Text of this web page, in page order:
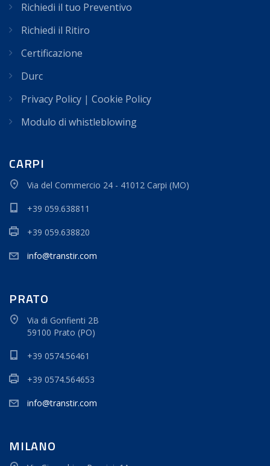
Richiedi il tuo Preventivo
Richiedi il Ritiro
Certificazione
Durc
Privacy Policy | Cookie Policy
Modulo di whistleblowing
CARPI
Via del Commercio 24 - 41012 Carpi (MO)
+39 059.638811
+39 059.638820
info@transtir.com
PRATO
Via di Gonfienti 2B
59100 Prato (PO)
+39 0574.56461
+39 0574.564653
info@transtir.com
MILANO